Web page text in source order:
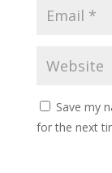
Save my
for the next